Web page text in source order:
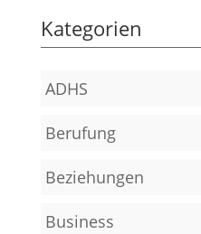
Kategorien
ADHS
Berufung
Beziehungen
Business